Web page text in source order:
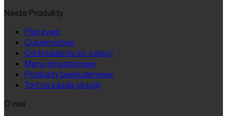
Nasze Produkty
Pieczywo
Cukiernictwo
Od śniadania do kolacji
Menu śniadaniowe
Produkty bezglutenowe
Tort na każdą okazję
O nas